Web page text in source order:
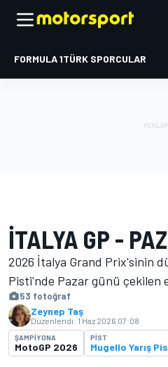
FORMULA 1TÜRK SPORCULAR
İTALYA GP -
2026 İtalya Grand Prix'sinin
Pisti'nde Pazar günü çekilen
53 fotoğraf
Zeynep Taş
Düzenlendi: 1 Haz 2026 07:08
ŞAMPIYONA
MotoGP 2026
PIST
Mugello Yarış